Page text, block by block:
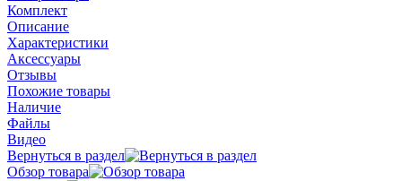
Комплект
Описание
Характеристики
Аксессуары
Отзывы
Похожие товары
Наличие
Файлы
Видео
Вернуться в раздел
Обзор товара